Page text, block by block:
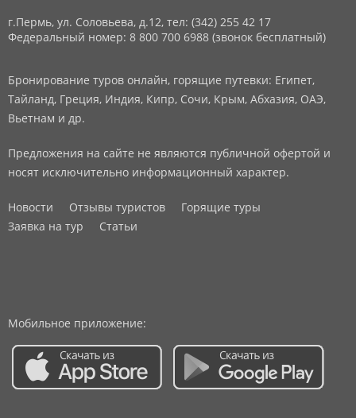
г.Пермь, ул. Соловьева, д.12, тел: (342) 255 42 17
Федеральный номер: 8 800 700 6988 (звонок бесплатный)
Бронирование туров онлайн, горящие путевки: Египет,
Тайланд, Греция, Индия, Кипр, Сочи, Крым, Абхазия, ОАЭ,
Вьетнам и др.
Предложения на сайте не являются публичной офертой и
носят исключительно информационный характер.
Новости Отзывы туристов
Горящие туры
Заявка на тур
Статьи
Мобильное приложение: